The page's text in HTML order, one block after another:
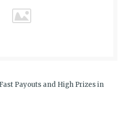
Payouts and High Prizes in